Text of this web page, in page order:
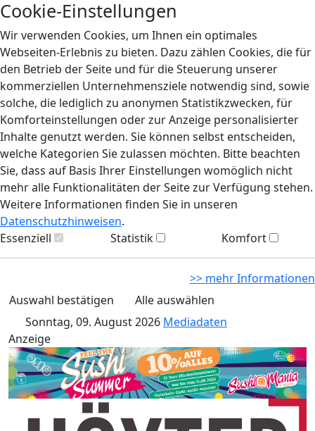
Cookie-Einstellungen
Wir verwenden Cookies, um Ihnen ein optimales
Webseiten-Erlebnis zu bieten. Dazu zählen Cookies, die für
den Betrieb der Seite und für die Steuerung unserer
kommerziellen Unternehmensziele notwendig sind, sowie
solche, die lediglich zu anonymen Statistikzwecken, für
Komforteinstellungen oder zur Anzeige personalisierter
Inhalte genutzt werden. Sie können selbst entscheiden,
welche Kategorien Sie zulassen möchten. Bitte beachten
Sie, dass auf Basis Ihrer Einstellungen womöglich nicht
mehr alle Funktionalitäten der Seite zur Verfügung stehen.
Weitere Informationen finden Sie in unseren
Datenschutzhinweisen.
Essenziell
Statistik Komfort
>> mehr Informationen
Auswahl bestätigen
Alle auswählen
Sonntag, 09. August 2026 Mediadaten
Anzeige